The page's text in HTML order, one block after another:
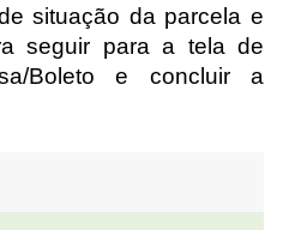
situação da parcelae
seguir para a tela de
Boleto e concluir a